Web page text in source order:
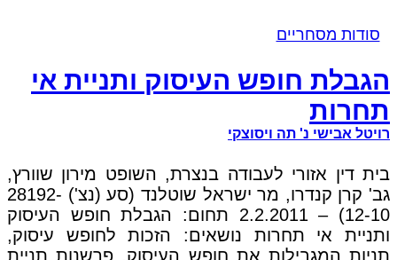
סודות מסחריים
הגבלת חופש העיסוק ותניית אי
תחרות
רויטל אבישי נ' תה ויסוצקי
בית דין אזורי לעבודה בנצרת, השופט מירון שוורץ,
גב' קרן קנדרו, מר ישראל שוטלנד (סע (נצ') 28192-
12-10) – 2.2.2011 תחום: הגבלת חופש העיסוק
ותניית אי תחרות נושאים: הזכות לחופש עיסוק,
תניות המגבילות את חופש העיסוק, פרשנות תניית